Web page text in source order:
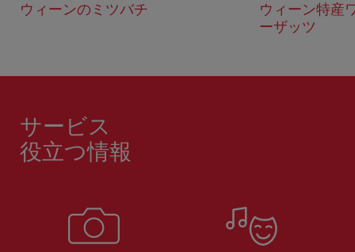
ウィーンのミツバチ
ウィーン特産
ーザッツ
サービス
役立つ情報